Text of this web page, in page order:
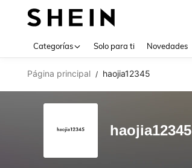
Categorías Solo para ti Novedades
Página principal / haojia12345
haojia12345